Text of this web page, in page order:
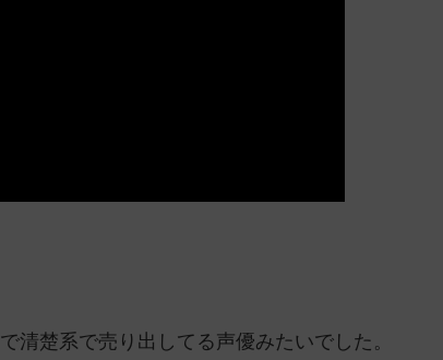
清楚系で売り出してる声優みたいでした。